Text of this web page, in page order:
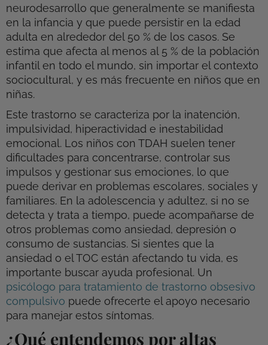
neurodesarrollo que generalmente se manifiesta
en la infancia y que puede persistir en la edad
adulta en alrededor del 50 % de los casos. Se
estima que afecta al menos al 5 % de la población
infantil en todo el mundo, sin importar el contexto
sociocultural, y es más frecuente en niños que en
niñas.
Este trastorno se caracteriza por la inatención,
impulsividad, hiperactividad e inestabilidad
emocional. Los niños con TDAH suelen tener
dificultades para concentrarse, controlar sus
impulsos y gestionar sus emociones, lo que
puede derivar en problemas escolares, sociales y
familiares. En la adolescencia y adultez, si no se
detecta y trata a tiempo, puede acompañarse de
otros problemas como ansiedad, depresión o
consumo de sustancias. Si sientes que la
ansiedad o el TOC están afectando tu vida, es
importante buscar ayuda profesional. Un
psicólogo para tratamiento de trastorno obsesivo
compulsivo puede ofrecerte el apoyo necesario
para manejar estos síntomas.
¿Qué entendemos por altas